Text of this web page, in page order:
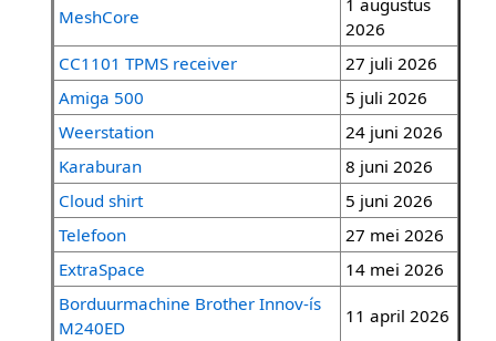
MeshCore
1 augustus
2026
CC1101 TPMS receiver
27 juli 2026
Amiga 500
5 juli 2026
Weerstation
24 juni 2026
Karaburan
8 juni 2026
Cloud shirt
5 juni 2026
Telefoon
27 mei 2026
ExtraSpace
14 mei 2026
Borduurmachine Brother Innov-ís
M240ED
11 april 2026